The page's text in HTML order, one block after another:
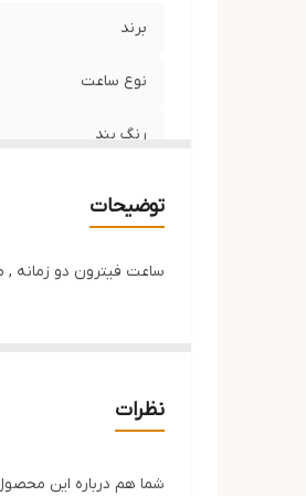
برند
نوع ساعت
رنگ بند
توضیحات
ساعت فیترون دو زمانه ,
نظرات
شما هم درباره این